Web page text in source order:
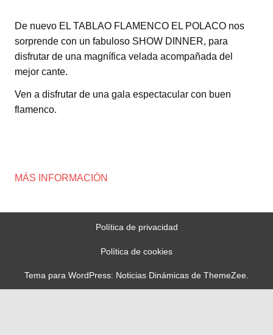
De nuevo EL TABLAO FLAMENCO EL POLACO nos
sorprende con un fabuloso SHOW DINNER, para
disfrutar de una magnífica velada acompañada del
mejor cante.
Ven a disfrutar de una gala espectacular con buen
flamenco.
MÁS INFORMACIÓN
Política de privacidad
Política de cookies
Tema para WordPress: Noticias Dinámicas de ThemeZee.